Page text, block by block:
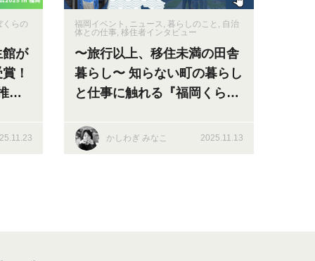
くらの
館が
！
進
福岡イベント , ニュース , 暮らしのこと , 自治
体との仕事, 移住者インタビュー
〜旅行以上、移住未満の田舎
暮らし〜 知らない町の暮らし
と仕事に触れる『福岡くらし
かしわぎ みなこ 2025.11.13